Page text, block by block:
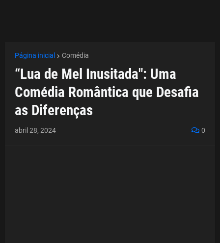
Página inicial Comédia
“Lua de Mel Inusitada": Uma
Comédia Romântica que Desafia
as Diferenças
abril 28, 2024 0